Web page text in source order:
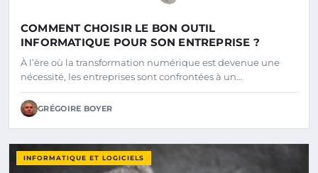
COMMENT CHOISIR LE BON OUTIL
INFORMATIQUE POUR SON ENTREPRISE ?
À l’ère où la transformation numérique est devenue une
nécessité, les entreprises sont confrontées à un…
GRÉGOIRE BOYER
INFORMATIQUE ET LOGICIELS